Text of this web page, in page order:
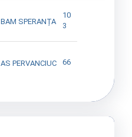
BAM SPERANȚA
10
3
AS PERVANCIUC 66